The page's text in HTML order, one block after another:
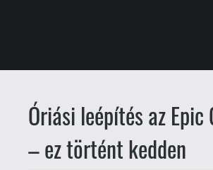
meg, jelentette benyílt levelében
hátterében elsősorban a
népszerűségének visszaesése
melynek következtében a cég
veszteségessé vált.